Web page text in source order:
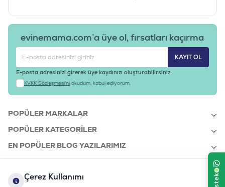
evinemama.com’a üye ol, fırsatları kaçırma
KAYIT OL
E-posta adresinizi girerek üye kaydınızı oluşturabilirsiniz.
KVKK Sözleşmesi'ni okudum, kabul ediyorum.
POPÜLER MARKALAR
POPÜLER KATEGORILER
EN POPÜLER BLOG YAZILARIMIZ
KURUMSAL
Çerez Kullanımı